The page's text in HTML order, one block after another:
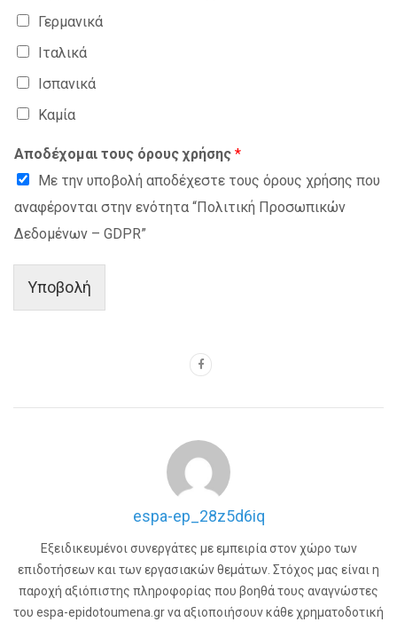
Γερμανικά
Ιταλικά
Ισπανικά
Καμία
Αποδέχομαι τους όρους χρήσης *
Με την υποβολή αποδέχεστε τους όρους χρήσης που
αναφέρονται στην ενότητα “Πολιτική Προσωπικών
Δεδομένων – GDPR”
Υποβολή
espa-ep_28z5d6iq
Εξειδικευμένοι συνεργάτες με εμπειρία στον χώρο των
επιδοτήσεων και των εργασιακών θεμάτων. Στόχος μας είναι η
παροχή αξιόπιστης πληροφορίας που βοηθά τους αναγνώστες
του espa-epidotoumena.gr να αξιοποιήσουν κάθε χρηματοδοτική